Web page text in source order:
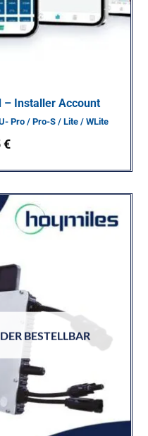
– Installer Account
Pro / Pro-S / Lite / WLite
€
BESTELLBAR